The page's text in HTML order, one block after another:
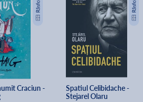
Craciun -
Spatiul Celibidache -
Stejarel Olaru